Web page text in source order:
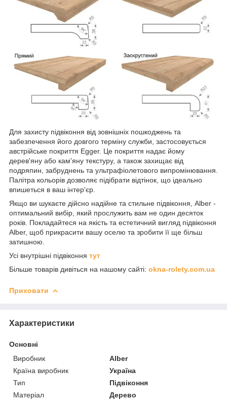
Для захисту підвіконня від зовнішніх пошкоджень та
забезпечення його довгого терміну служби, застосовується
австрійське покриття Egger. Це покриття надає йому
дерев'яну або кам'яну текстуру, а також захищає від
подряпин, забруднень та ультрафіолетового випромінювання.
Палітра кольорів дозволяє підібрати відтінок, що ідеально
впишеться в ваш інтер'єр.
Якщо ви шукаєте дійсно надійне та стильне підвіконня, Alber -
оптимальний вибір, який прослужить вам не один десяток
років. Покладайтеся на якість та естетичний вигляд підвіконня
Alber, щоб прикрасити вашу оселю та зробити її ще більш
затишною.
Усі внутрішні підвіконня тут
Більше товарів дивіться на нашому сайті: okna-rolety.com.ua
Приховати
Характеристики
Основні
Виробник
Alber
Країна виробник
Україна
Тип
Підвіконня
Матеріал
Дерево